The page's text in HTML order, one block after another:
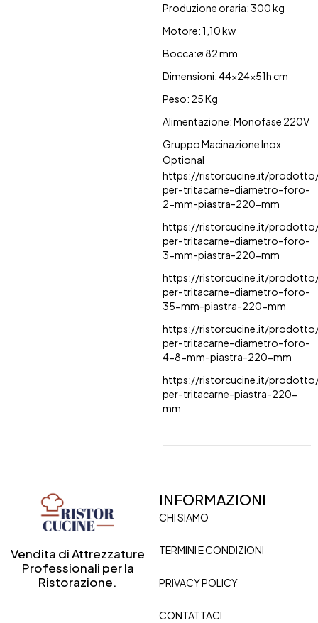
Produzione oraria: 300 kg
Motore: 1,10 kw
Bocca:ø 82 mm
Dimensioni: 44x24x51h cm
Peso: 25 Kg
Alimentazione: Monofase 220V
Gruppo Macinazione Inox
Optional
https://ristorcucine.it/
per-tritacarne-diametro-foro-
2-mm-piastra-220-mm
https://ristorcucine.it/
per-tritacarne-diametro-foro-
3-mm-piastra-220-mm
https://ristorcucine.it/
per-tritacarne-diametro-foro-
35-mm-piastra-220-mm
https://ristorcucine.it/
per-tritacarne-diametro-foro-
4-8-mm-piastra-220-mm
https://ristorcucine.it/
per-tritacarne-piastra-220-
mm
Vendita di Attrezzature
Professionali per la
Ristorazione.
INFORMAZIONI
CHI SIAMO
TERMINI E CONDIZIONI
PRIVACY POLICY
CONTATTACI